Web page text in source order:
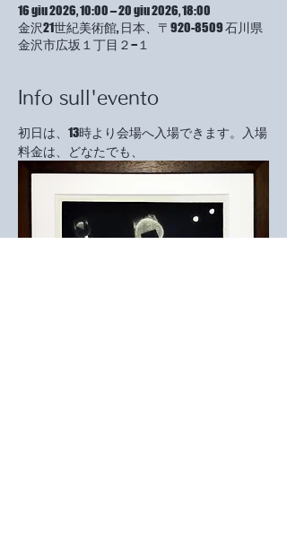
16 giu 2026, 10:00 – 20 giu 2026, 18:00
金沢21世紀美術館, 日本、〒920-8509 石川県
金沢市広坂１丁目２−１
Info sull'evento
初日は、13時より会場へ入場できます。入場
料金は、どなたでも、